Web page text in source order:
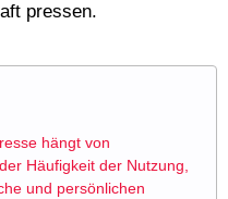
pressen.
hängt von
Häufigkeit der Nutzung,
und persönlichen